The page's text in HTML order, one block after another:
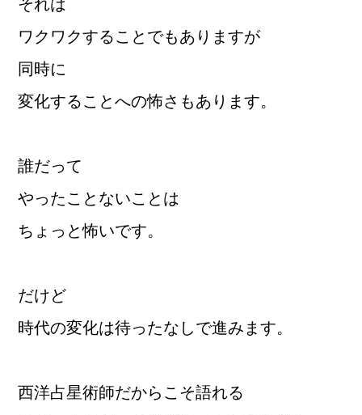
それは
ワクワクすることでもありますが
同時に
変化することへの怖さもあります。
誰だって
やったことないことは
ちょっと怖いです。
だけど
時代の変化は待ったなしで進みます。
西洋占星術師だからこそ語れる